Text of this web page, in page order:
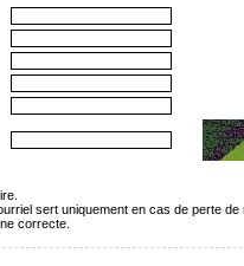
sert uniquement en cas de perte de
correcte.